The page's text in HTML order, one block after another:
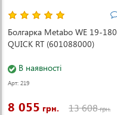
Болгарка Metabo WE 19-180
QUICK RT (601088000)
В наявності
Арт: 219
8 055 грн. 13 608грн.